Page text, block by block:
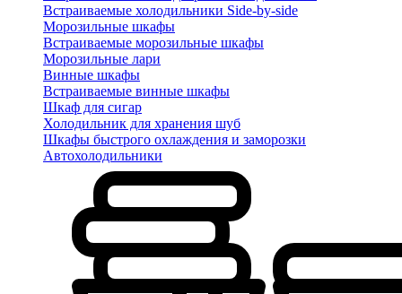
Встраиваемые холодильники Side-by-side
Морозильные шкафы
Встраиваемые морозильные шкафы
Морозильные лари
Винные шкафы
Встраиваемые винные шкафы
Шкаф для сигар
Холодильник для хранения шуб
Шкафы быстрого охлаждения и заморозки
Автохолодильники